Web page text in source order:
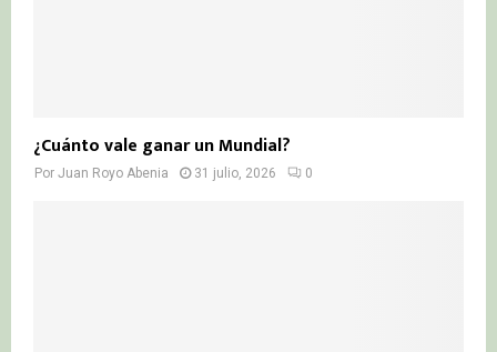
¿Cuánto vale ganar un Mundial?
Por Juan Royo Abenia 31 julio, 2026 0